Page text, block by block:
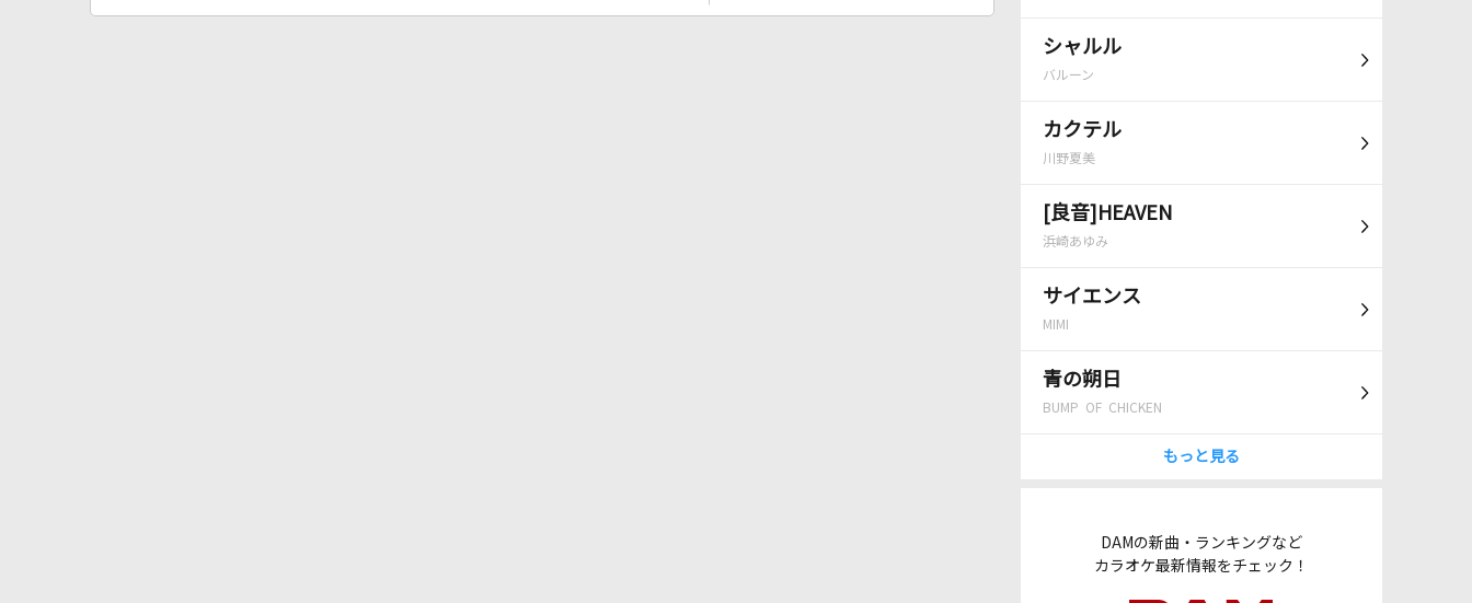
シャルル
バルーン
カクテル
川野夏美
[良音]HEAVEN
浜崎あゆみ
サイエンス
MIMI
青の朔日
BUMP OF CHICKEN
もっと見る
DAMの新曲・ランキングなど
カラオケ最新情報をチェック！